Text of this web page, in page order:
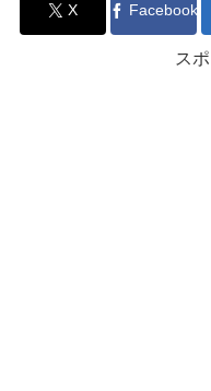
X Facebook
ス